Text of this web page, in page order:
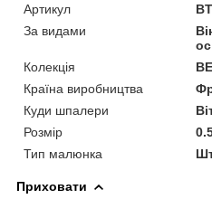
Артикул
За видами
Колекція
Країна виробництва
Куди шпалери
Розмір
Тип малюнка
Приховати